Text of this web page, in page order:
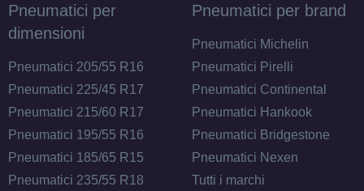
Pneumatici per
dimensioni
Pneumatici 205/55 R16
Pneumatici 225/45 R17
Pneumatici 215/60 R17
Pneumatici 195/55 R16
Pneumatici 185/65 R15
Pneumatici 235/55 R18
Pneumatici per brand
Pneumatici Michelin
Pneumatici Pirelli
Pneumatici Continental
Pneumatici Hankook
Pneumatici Bridgestone
Pneumatici Nexen
Tutti i marchi